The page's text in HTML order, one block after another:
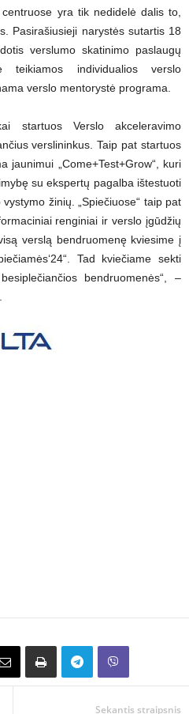
yra tik nedidelė dalis to,
Pasirašiusieji narystės sutartis 18
verslumo skatinimo paslaugų
teikiamos individualios verslo
verslo mentorystė programa.
startuos Verslo akceleravimo
verslininkus. Taip pat startuos
jaunimui „Come+Test+Grow“, kuri
su ekspertų pagalba ištestuoti
žinių. „Spiečiuose“ taip pat
renginiai ir verslo įgūdžių
verslą bendruomenę kviesime į
Tad kviečiame sekti
bendruomenės“, –
Sekantis straipsnis